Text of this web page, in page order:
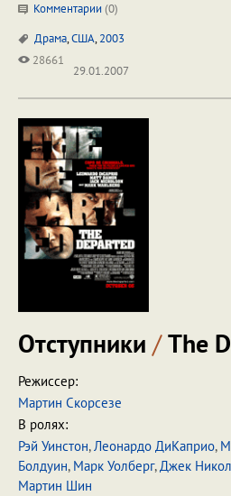
Комментарии (0)
Драма,США,2003
28661
29.01.2007
Отступники /The
Режиссер:
Мартин Скорсезе
В ролях:
Рэй Уинстон,Леонардо ДиКаприо,
Болдуин, Марк Уолберг,Джек
Мартин Шин